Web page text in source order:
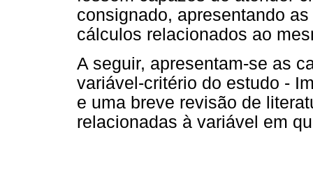
consignado, apresentando
cálculos relacionados ao
A seguir, apresentam-se as
variável-critério do estudo -
e uma breve revisão de
relacionadas à variável em